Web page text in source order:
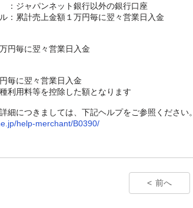
ジャパンネット銀行以外の銀行口座
：累計売上金額１万円毎に翌々営業日入金
円毎に翌々営業日入金
毎に翌々営業日入金
利用料等を控除した額となります
細につきましては、下記ヘルプをご参照ください。
help-merchant/B0390/
前へ